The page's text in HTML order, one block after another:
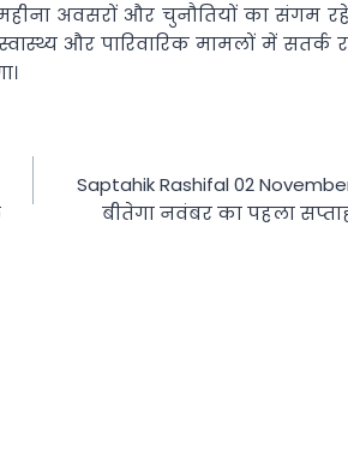
अवसरों और चुनौतियों का संगम
और पारिवारिक मामलों में सतर्क
Saptahik Rashifal 02
बीतेगा नवंबर का पहला